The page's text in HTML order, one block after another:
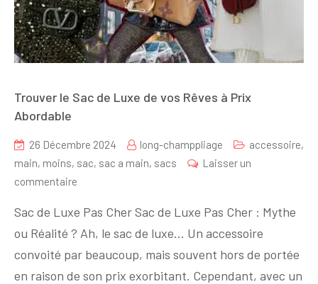
Trouver le Sac de Luxe de vos Rêves à Prix
Abordable
26 Décembre 2024 long-champpliage accessoire,
main, moins, sac, sac a main, sacs
Laisser un
commentaire
le
Sac
de
Luxe
Sac de Luxe Pas Cher Sac de Luxe Pas Cher : Mythe
ou Réalité ? Ah, le sac de luxe… Un accessoire
convoité par beaucoup, mais souvent hors de portée
en raison de son prix exorbitant. Cependant, avec un